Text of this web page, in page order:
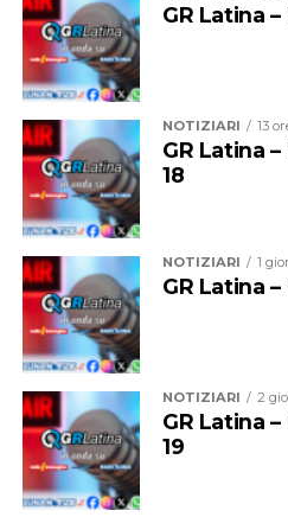
Questa mattina il primo treno
Cisterna era stato il
stazione Termini. La
in escandescenza sui binari
fermarsi alla stazione
sembrava inizialmente
traffico.
GR Latina
NOTIZIARI 13
GR Latina
18
NOTIZIARI 1
GR Latina
NOTIZIARI 2
GR Latina
19